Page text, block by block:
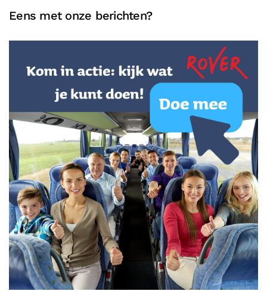
Eens met onze berichten?